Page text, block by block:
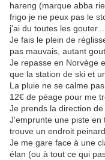
hareng (marque abba
frigo je ne peux pas le
j'ai du toutes les gouter....
Je fais le plein de
pas mauvais, autant
Je repasse en Norvège
que la station de ski et
La pluie ne se calme
12€ de péage pour me
Je prends la direction
J'emprunte une piste
trouve un endroit
Je me gare face à une
élan (ou à tout ce qui